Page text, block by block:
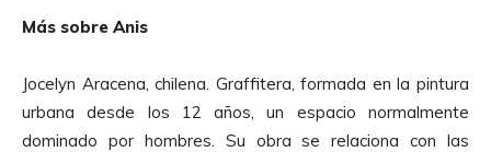
Más sobre Anis
Jocelyn Aracena, chilena. Graffitera, formada en la pintura
urbana desde los 12 años, un espacio normalmente
dominado por hombres. Su obra se relaciona con las